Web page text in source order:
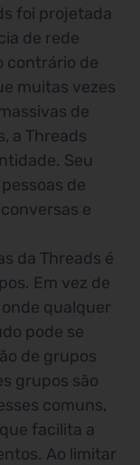
foi projetada
de rede
contrário de
muitas vezes
de
a Threads
Seu
de
e
da Threads é
Em vez de
qualquer
pode se
de grupos
grupos são
comuns,
facilita a
Ao limitar